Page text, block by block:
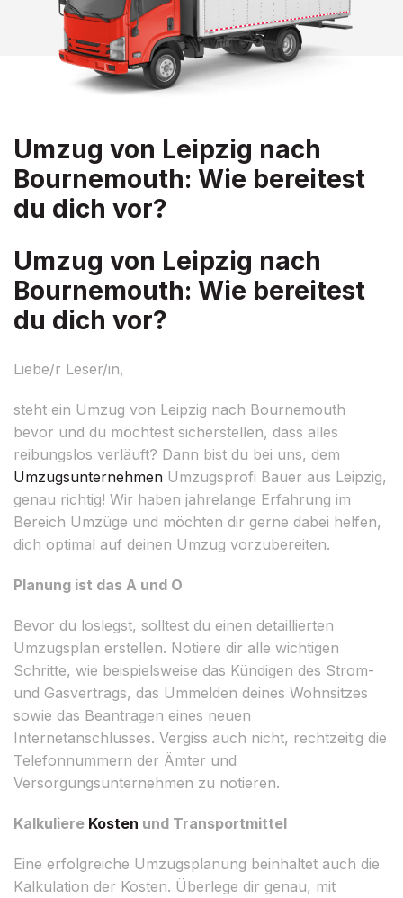
Umzug von Leipzig nach
Bournemouth: Wie bereitest
du dich vor?
Umzug von Leipzig nach
Bournemouth: Wie bereitest
du dich vor?
Liebe/r Leser/in,
steht ein Umzug von Leipzig nach Bournemouth
bevor und du möchtest sicherstellen, dass alles
reibungslos verläuft? Dann bist du bei uns, dem
Umzugsunternehmen Umzugsprofi Bauer aus Leipzig,
genau richtig! Wir haben jahrelange Erfahrung im
Bereich Umzüge und möchten dir gerne dabei helfen,
dich optimal auf deinen Umzug vorzubereiten.
Planung ist das A und O
Bevor du loslegst, solltest du einen detaillierten
Umzugsplan erstellen. Notiere dir alle wichtigen
Schritte, wie beispielsweise das Kündigen des Strom-
und Gasvertrags, das Ummelden deines Wohnsitzes
sowie das Beantragen eines neuen
Internetanschlusses. Vergiss auch nicht, rechtzeitig die
Telefonnummern der Ämter und
Versorgungsunternehmen zu notieren.
Kalkuliere Kosten und Transportmittel
Eine erfolgreiche Umzugsplanung beinhaltet auch die
Kalkulation der Kosten. Überlege dir genau, mit